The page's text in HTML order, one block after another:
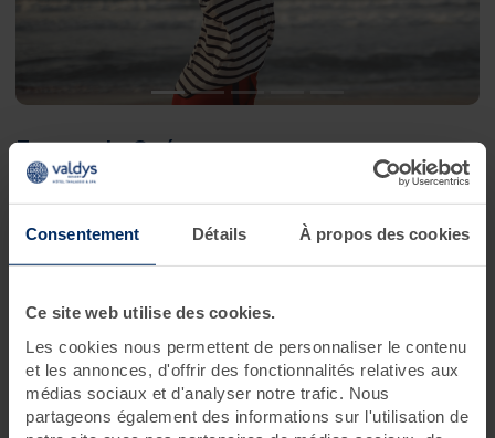
Consentement Détails À propos des cookies
Ce site web utilise des cookies.
Les cookies nous permettent de personnaliser le contenu
et les annonces, d'offrir des fonctionnalités relatives aux
médias sociaux et d'analyser notre trafic. Nous
partageons également des informations sur l'utilisation de
Escapade Océane
Découverte des soins fondamentaux de la
thalassothérapie
2 jours • 6 soins
Valdys a concocté une escapade 100 % plaisir basée sur la
thalassothérapie, pour prendre soin de son corps, tout
simplement. Une formule idéale pour celles et ceux qui
souhaitent profiter d'une courte escapade en thalasso sans
lésigner sur les soins.